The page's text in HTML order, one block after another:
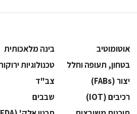
אוטומוטיב
בינה מלאכותית
בטחון, תעופה וחלל
‫טכנולוגיות
‫יצור (‪(FABs‬‬
‫צב"ד‬
‫רכיבים‬ (IOT)
‫שבבים‬